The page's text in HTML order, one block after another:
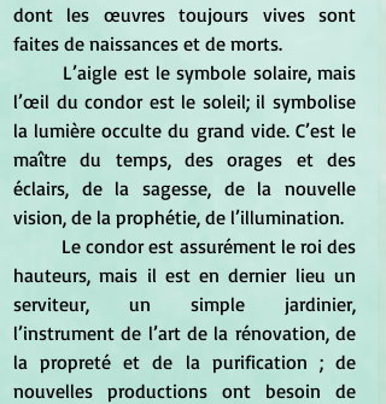
dont les œuvres toujours vives sont
faites de naissances et de morts.
l’œil du condor est le soleil; il symbolise
la lumière occulte du grand vide. C’est le
maître du temps, des orages et des
éclairs, de la sagesse, de la nouvelle
vision, de la prophétie, de l’illumination.
hauteurs, mais il est en dernier lieu un
serviteur, un simple jardinier,
l’instrument de l’art de la rénovation, de
la propreté et de la purification ; de
nouvelles productions ont besoin de